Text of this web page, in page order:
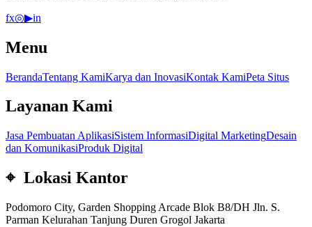
fx◎▶in
Menu
BerandaTentang KamiKarya dan InovasiKontak KamiPeta Situs
Layanan Kami
Jasa Pembuatan AplikasiSistem InformasiDigital MarketingDesain
dan KomunikasiProduk Digital
⌖ Lokasi Kantor
Podomoro City, Garden Shopping Arcade Blok B8/DH Jln. S.
Parman Kelurahan Tanjung Duren Grogol Jakarta